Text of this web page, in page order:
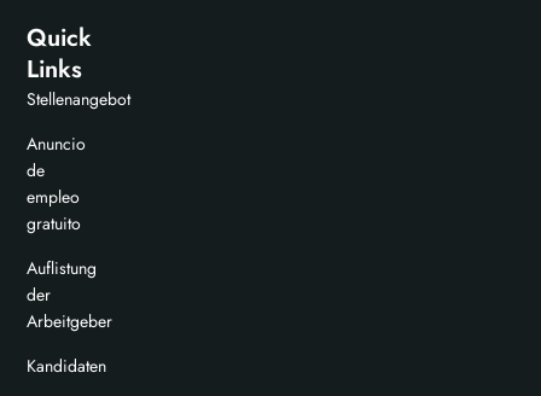
Quick
Links
Stellenangebot
Anuncio
de
empleo
gratuito
Auflistung
der
Arbeitgeber
Kandidaten